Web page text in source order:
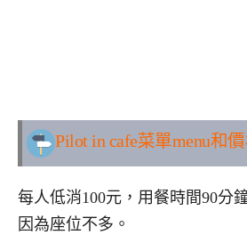
Pilot in cafe菜單menu和
每人低消100元，用餐時間90分
因為座位不多。